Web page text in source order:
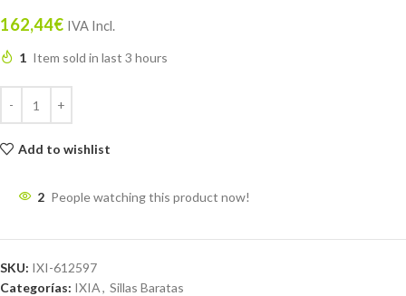
162,44€ IVA Incl.
1 Item sold in last 3 hours
Add to wishlist
2 People watching this product now!
SKU: IXI-612597
Categorías: IXIA, Sillas Baratas